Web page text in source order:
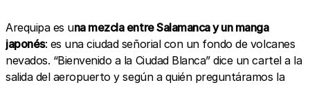
Arequipa es una mezcla entre Salamanca y un manga
japonés: es una ciudad señorial con un fondo de volcanes
nevados. “Bienvenido a la Ciudad Blanca” dice un cartel a la
salida del aeropuerto y según a quién preguntáramos la